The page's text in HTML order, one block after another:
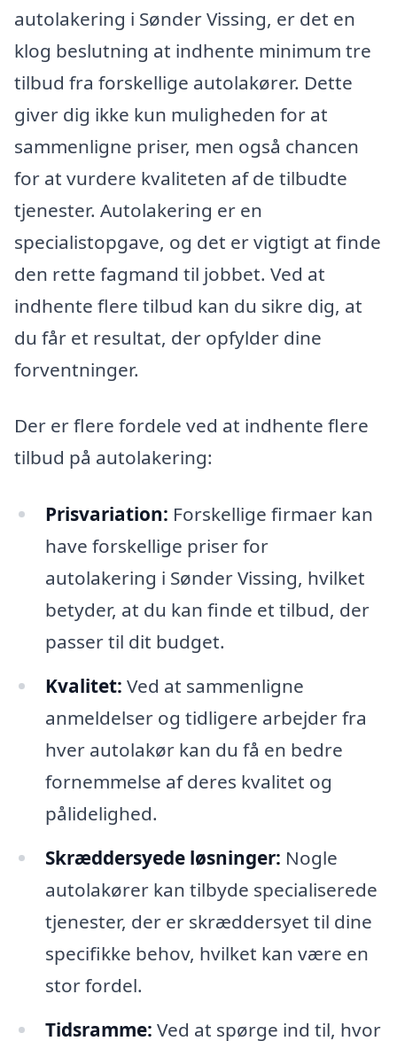
autolakering i Sønder Vissing, er det en
klog beslutning at indhente minimum tre
tilbud fra forskellige autolakører. Dette
giver dig ikke kun muligheden for at
sammenligne priser, men også chancen
for at vurdere kvaliteten af de tilbudte
tjenester. Autolakering er en
specialistopgave, og det er vigtigt at finde
den rette fagmand til jobbet. Ved at
indhente flere tilbud kan du sikre dig, at
du får et resultat, der opfylder dine
forventninger.
Der er flere fordele ved at indhente flere
tilbud på autolakering:
Prisvariation: Forskellige firmaer kan
have forskellige priser for
autolakering i Sønder Vissing, hvilket
betyder, at du kan finde et tilbud, der
passer til dit budget.
Kvalitet: Ved at sammenligne
anmeldelser og tidligere arbejder fra
hver autolakør kan du få en bedre
fornemmelse af deres kvalitet og
pålidelighed.
Skræddersyede løsninger: Nogle
autolakører kan tilbyde specialiserede
tjenester, der er skræddersyet til dine
specifikke behov, hvilket kan være en
stor fordel.
Tidsramme: Ved at spørge ind til, hvor